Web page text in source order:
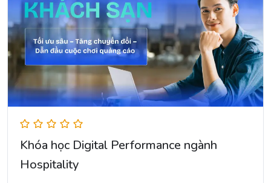
Khóa học Digital Performance ngành
Hospitality